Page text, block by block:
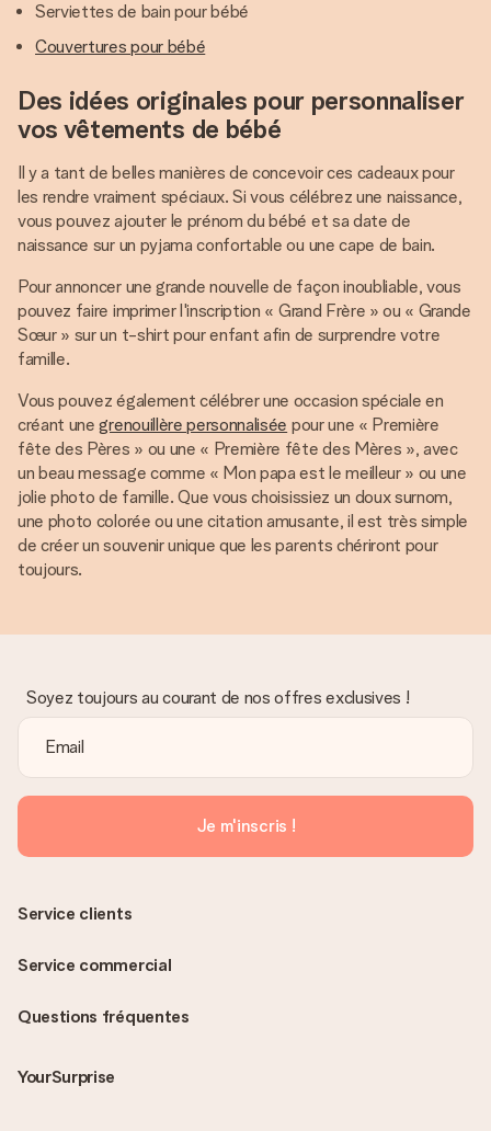
Serviettes de bain pour bébé
Couvertures pour bébé
Des idées originales pour personnaliser
vos vêtements de bébé
Il y a tant de belles manières de concevoir ces cadeaux pour
les rendre vraiment spéciaux. Si vous célébrez une naissance,
vous pouvez ajouter le prénom du bébé et sa date de
naissance sur un pyjama confortable ou une cape de bain.
Pour annoncer une grande nouvelle de façon inoubliable, vous
pouvez faire imprimer l'inscription « Grand Frère » ou « Grande
Sœur » sur un t-shirt pour enfant afin de surprendre votre
famille.
Vous pouvez également célébrer une occasion spéciale en
créant unegrenouillère personnalisée pour une « Première
fête des Pères » ou une « Première fête des Mères », avec
un beau message comme « Mon papa est le meilleur » ou une
jolie photo de famille. Que vous choisissiez un doux surnom,
une photo colorée ou une citation amusante, il est très simple
de créer un souvenir unique que les parents chériront pour
toujours.
Soyez toujours au courant de nos offres exclusives !
Je m'inscris !
Questions fréquentes
YourSurprise
Service clients
Service commercial